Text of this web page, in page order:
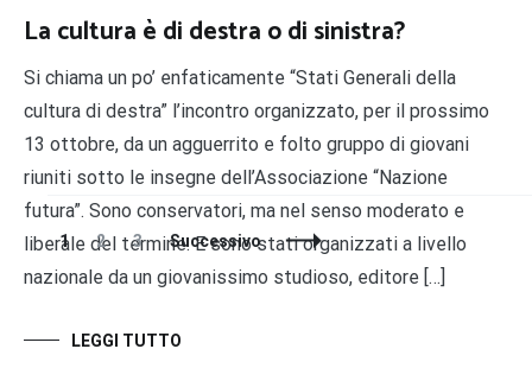
La cultura è di destra o di sinistra?
Si chiama un po’ enfaticamente “Stati Generali della
cultura di destra” l’incontro organizzato, per il prossimo
13 ottobre, da un agguerrito e folto gruppo di giovani
riuniti sotto le insegne dell’Associazione “Nazione
futura”. Sono conservatori, ma nel senso moderato e
liberale del termine. E sono stati organizzati a livello
nazionale da un giovanissimo studioso, editore […]
LEGGI TUTTO
Navigazione
Pagina
1 Pagina
2 Pagina
3 Successivo